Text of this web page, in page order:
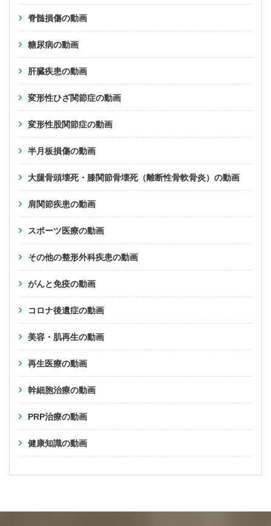
脊髄損傷の動画
糖尿病の動画
肝臓疾患の動画
変形性ひざ関節症の動画
変形性股関節症の動画
半月板損傷の動画
大腿骨頭壊死・膝関節骨壊死（離断性骨軟骨炎）の動画
肩関節疾患の動画
スポーツ医療の動画
その他の整形外科疾患の動画
がんと免疫の動画
コロナ後遺症の動画
美容・肌再生の動画
再生医療の動画
幹細胞治療の動画
PRP治療の動画
健康知識の動画